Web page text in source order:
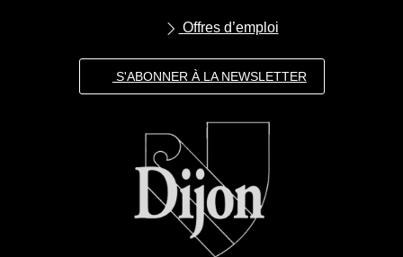
Offres d’emploi
S'ABONNER À LA NEWSLETTER